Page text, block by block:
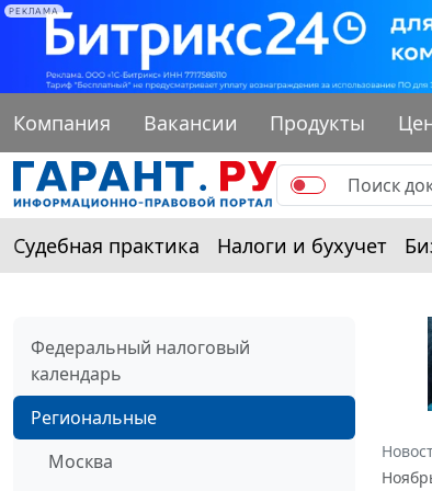
РЕКЛАМА
Компания Вакансии Продукты
Судебная практика Налоги и бухучет
Федеральный налоговый
календарь
Региональные
Москва